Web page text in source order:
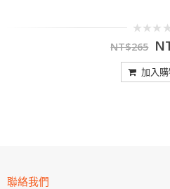
0
out
5
NT$265
加入
聯絡我們